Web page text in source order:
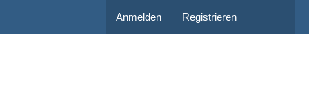
Anmelden Registrieren